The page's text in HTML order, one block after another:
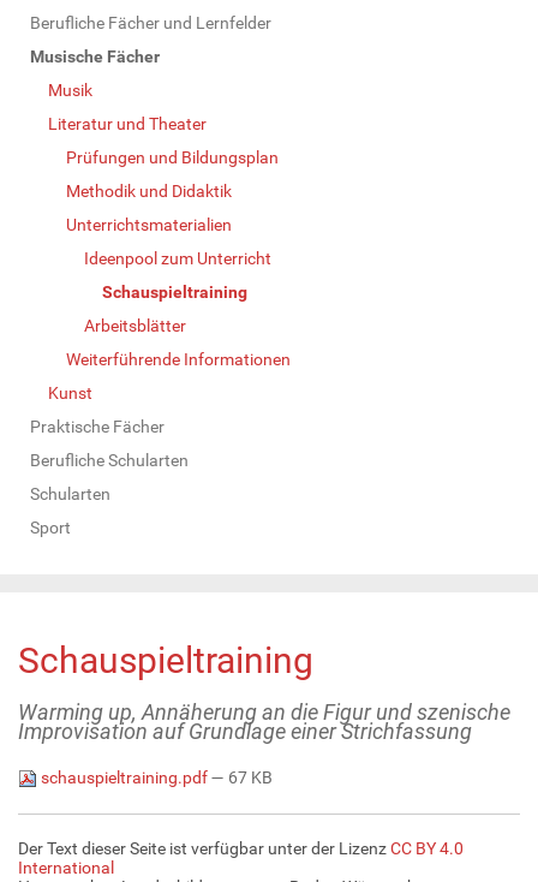
Berufliche Fächer und Lernfelder
Musische Fächer
Musik
Literatur und Theater
Prüfungen und Bildungsplan
Methodik und Didaktik
Unterrichtsmaterialien
Ideenpool zum Unterricht
Schauspieltraining
Arbeitsblätter
Weiterführende Informationen
Kunst
Praktische Fächer
Berufliche Schularten
Schularten
Sport
Schauspieltraining
Warming up, Annäherung an die Figur und szenische
Improvisation auf Grundlage einer Strichfassung
schauspieltraining.pdf— 67 KB
Der Text dieser Seite ist verfügbar unter der LizenzCC BY 4.0
International